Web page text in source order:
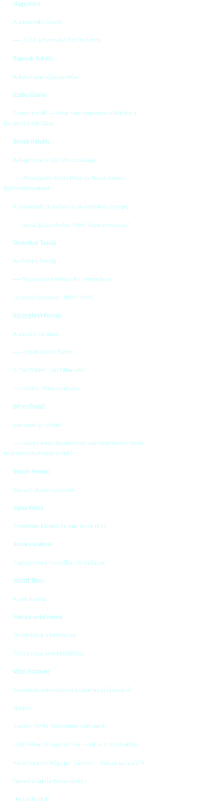
Nagy Imre
A vásárhelyi csoda
— A 63. Vásárhelyi Őszi Tárlatról
Rapcsák Katalin
Alkotóházak újjászületése
Szabó Dániel
Füredi emlék — Vásárhelyi művészek kiállítása a
Balatoni Galériában
Benák Katalin
A hagyomány élő folytonossága
— Beszélgetés Erdős Péter és Hézső Ferenc
festőművészekkel
A művészet társadalomban betöltött szerepe
— Beszélgetés Radics Márk képzőművésszel
Domokos Tamás
Az Értől a Tiszáig
—Egy orvosnő élete a XX. században
Dr. Hajós Erzsébet (1899–1996)
Kőszegfalvi Ferenc
A versíró tanárnő
— Képek Szabó Éváról
A "kis Balázs", aki Péter volt
— Makai Péter emlékére
Béres Dezső
Bűnösök és férfiak
— avagy miért Budapesten született Vöröss István
hódmezővásárhelyi költő?
Simon Ferenc
Búcsú Földesi Ferenctől
Sipka Rózsa
Emlékezés Földesi Ferenc tanár úrra
Kovács Szabina
Pagonytúra a Pusztában és Itáliában
Szenti Tibor
A vak hordár
Mészáros Istvánné
Gondolatok a képtárban
Fejér Csaba emlékkiállítása
Váczi Gáborné
Személyes véleményem a vásárhelyi hímzésről
Galéria
Kondor Attila: Részesülés a létben II.
Földi Péter: A nagy kenyér — M. V. J. tiszteletére
Kósa Gergely: Négy per három — Bulcsú utca 21/A
Tamási Claudia: Képzelődés I.
Herbst Rudolf